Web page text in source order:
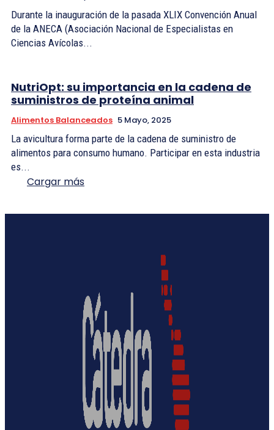
Durante la inauguración de la pasada XLIX Convención Anual
de la ANECA (Asociación Nacional de Especialistas en
Ciencias Avícolas...
NutriOpt: su importancia en la cadena de
suministros de proteína animal
Alimentos Balanceados 5 Mayo, 2025
La avicultura forma parte de la cadena de suministro de
alimentos para consumo humano. Participar en esta industria
es...
Cargar más